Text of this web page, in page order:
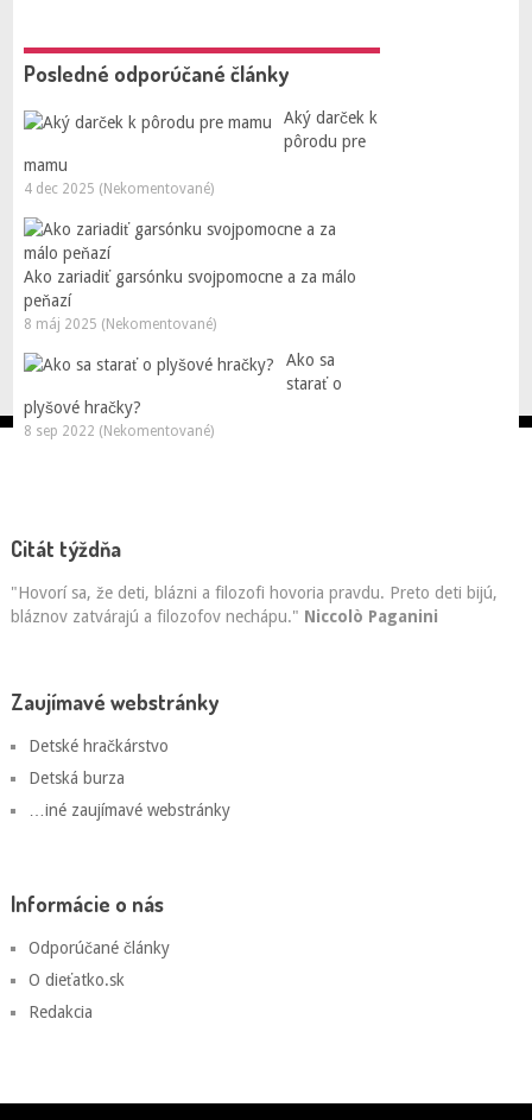
Posledné odporúčané články
Aký darček k
pôrodu pre
mamu
4 dec 2025 (Nekomentované)
Ako zariadiť garsónku svojpomocne a za málo
peňazí
8 máj 2025 (Nekomentované)
Ako sa
starať o
plyšové hračky?
8 sep 2022 (Nekomentované)
Citát týždňa
"Hovorí sa, že deti, blázni a filozofi hovoria pravdu. Preto deti bijú,
bláznov zatvárajú a filozofov nechápu." Niccolò Paganini
Zaujímavé webstránky
Detské hračkárstvo
Detská burza
…iné zaujímavé webstránky
Informácie o nás
Odporúčané články
O dieťatko.sk
Redakcia